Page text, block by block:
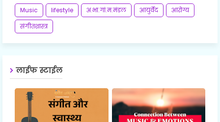
Music lifestyle अ.भा.गां.म.मंडल आयुर्वेद
आरोग्य
संगीतशास्त्र
लाईफ स्टाईल